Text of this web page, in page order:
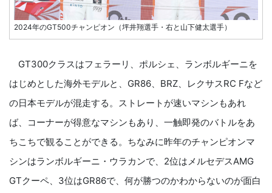
2024年のGT500チャンピオン（坪井翔選手・右と山下健太選手）
GT300クラスはフェラーリ、ポルシェ、ランボルギーニを
はじめとした海外モデルと、GR86、BRZ、レクサスRC Fなど
の日本モデルが混走する。ストレートが速いマシンもあれ
ば、コーナーが得意なマシンもあり、一触即発のバトルをあ
ちこちで観ることができる。ちなみに昨年のチャンピオンマ
シンはランボルギーニ・ウラカンで、2位はメルセデスAMG
GTクーペ、3位はGR86で、何が勝つのかわからないのが面白